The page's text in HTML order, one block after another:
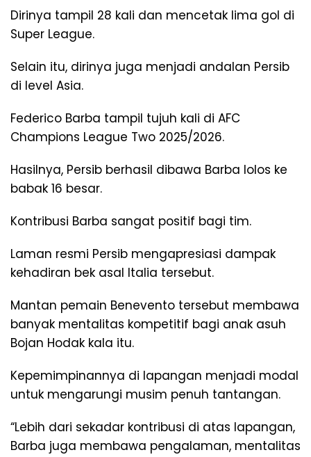
Dirinya tampil 28 kali dan mencetak lima gol di
Super League.
Selain itu, dirinya juga menjadi andalan Persib
di level Asia.
Federico Barba tampil tujuh kali di AFC
Champions League Two 2025/2026.
Hasilnya, Persib berhasil dibawa Barba lolos ke
babak 16 besar.
Kontribusi Barba sangat positif bagi tim.
Laman resmi Persib mengapresiasi dampak
kehadiran bek asal Italia tersebut.
Mantan pemain Benevento tersebut membawa
banyak mentalitas kompetitif bagi anak asuh
Bojan Hodak kala itu.
Kepemimpinannya di lapangan menjadi modal
untuk mengarungi musim penuh tantangan.
“Lebih dari sekadar kontribusi di atas lapangan,
Barba juga membawa pengalaman, mentalitas